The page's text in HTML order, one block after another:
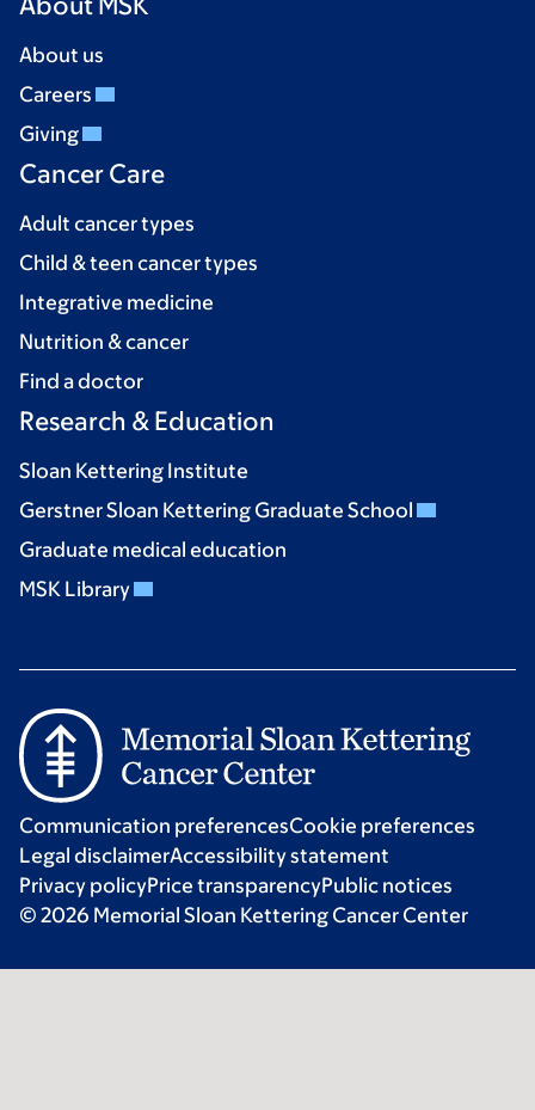
About us
Careers
Giving
Cancer Care
Adult cancer types
Child & teen cancer types
Integrative medicine
Nutrition & cancer
Find a doctor
Research & Education
Sloan Kettering Institute
Gerstner Sloan Kettering Graduate School
Graduate medical education
MSK Library
Communication preferencesCookie preferences
Legal disclaimerAccessibility statement
Privacy policyPrice transparencyPublic notices
© 2026 Memorial Sloan Kettering Cancer Center